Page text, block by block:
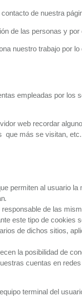
de nuestra
de las personas y
nuestro trabajo por
empleadas por
web recordar
que más se visitan, etc.
permiten al usuario
.
de las
este tipo de
de dichos sitios,
la posibilidad de
cuentas en
terminal del